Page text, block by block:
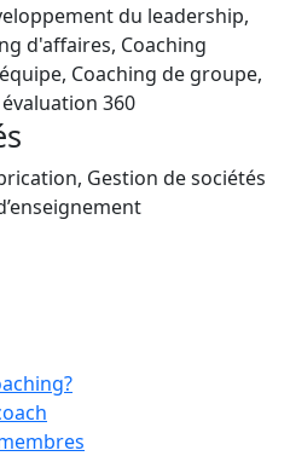
du leadership,
d'affaires, Coaching
Coaching de groupe,
360
Gestion de sociétés